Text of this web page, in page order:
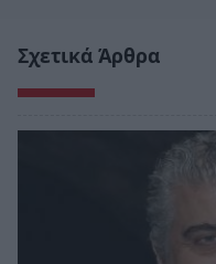
Σχετικά Άρθρα